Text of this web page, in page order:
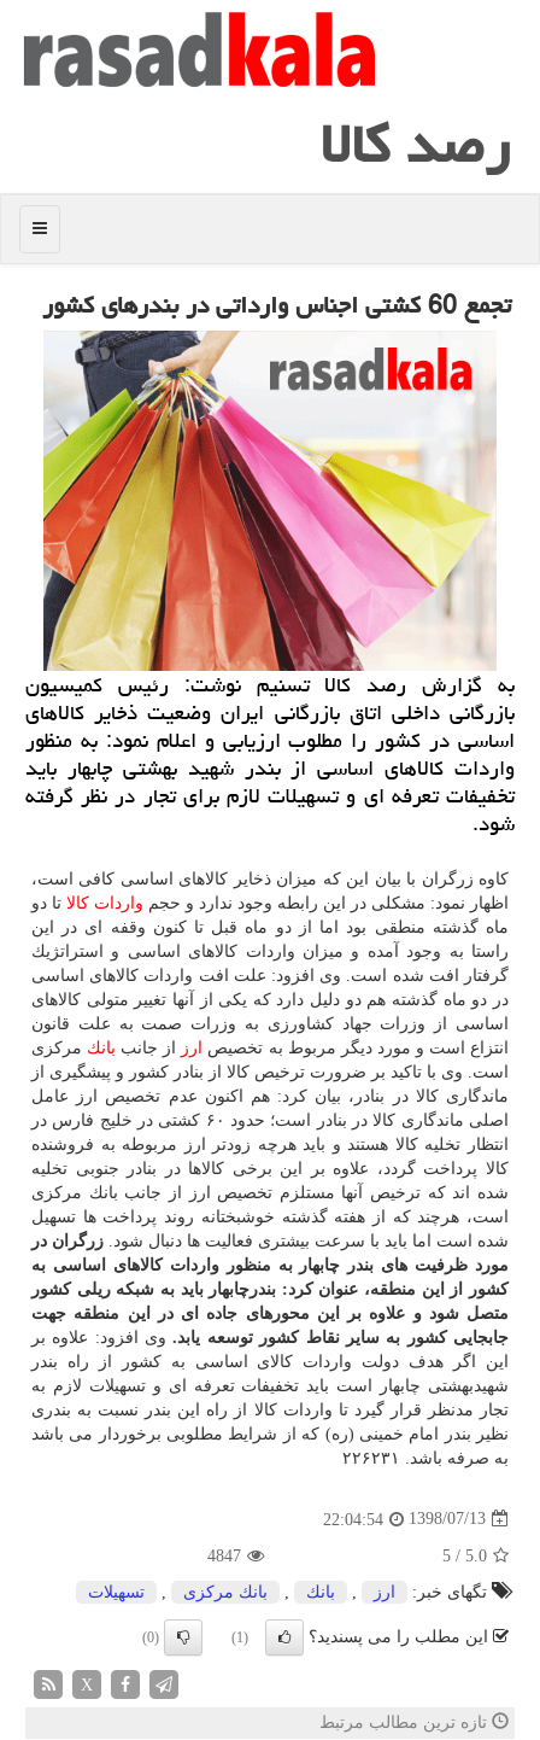
رصد كالا
منو
تجمع 60 كشتی اجناس وارداتی در بندرهای كشور
به گزارش رصد كالا تسنیم نوشت: رئیس كمیسیون
بازرگانی داخلی اتاق بازرگانی ایران وضعیت ذخایر كالاهای
اساسی در كشور را مطلوب ارزیابی و اعلام نمود: به منظور
واردات كالاهای اساسی از بندر شهید بهشتی چابهار باید
تخفیفات تعرفه ای و تسهیلات لازم برای تجار در نظر گرفته
شود.
كاوه زرگران با بیان این كه میزان ذخایر كالاهای اساسی كافی است،
اظهار نمود: مشكلی در این رابطه وجود ندارد و حجم واردات كالا تا دو
ماه گذشته منطقی بود اما از دو ماه قبل تا كنون وقفه ای در این
راستا به وجود آمده و میزان واردات كالاهای اساسی و استراتژیك
گرفتار افت شده است. وی افزود: علت افت واردات كالاهای اساسی
در دو ماه گذشته هم دو دلیل دارد كه یكی از آنها تغییر متولی كالاهای
اساسی از وزرات جهاد كشاورزی به وزرات صمت به علت قانون
انتزاع است و مورد دیگر مربوط به تخصیص
ارز از جانب بانك مركزی
است. وی با تاكید بر ضرورت ترخیص كالا از بنادر كشور و پیشگیری از
ماندگاری كالا در بنادر، بیان كرد: هم اكنون عدم تخصیص ارز عامل
اصلی ماندگاری كالا در بنادر است؛ حدود ۶۰ كشتی در خلیج فارس در
انتظار تخلیه كالا هستند و باید هرچه زودتر ارز مربوطه به فروشنده
كالا پرداخت گردد، علاوه بر این برخی كالاها در بنادر جنوبی تخلیه
شده اند كه ترخیص آنها مستلزم تخصیص ارز از جانب بانك مركزی
است، هرچند كه از هفته گذشته خوشبختانه روند پرداخت ها تسهیل
شده است اما باید با سرعت بیشتری فعالیت ها دنبال شود. زرگران در
مورد ظرفیت های بندر چابهار به منظور واردات كالاهای اساسی به
كشور از این منطقه، عنوان كرد: بندرچابهار باید به شبكه ریلی كشور
متصل شود و علاوه بر این محورهای جاده ای در این منطقه جهت
جابجایی كشور به سایر نقاط كشور توسعه یابد.وی افزود: علاوه بر
این اگر هدف دولت واردات كالای اساسی به كشور از راه بندر
شهیدبهشتی چابهار است باید تخفیفات تعرفه ای و تسهیلات لازم به
تجار مدنظر قرار گیرد تا واردات كالا از راه این بندر نسبت به بندری
نظیر بندر امام خمینی (ره) كه از شرایط مطلوبی برخوردار می باشد
به صرفه باشد. ۲۲۶۲۳۱
1398/07/13
22:04:54
5.0
/
5
4847
تگهای خبر:
ارز بانك بانك مركزی تسهیلات
این مطلب را می پسندید؟ (1)
(0)
X
تازه ترین مطالب مرتبط